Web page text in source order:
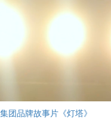
团品牌故事片《灯塔》